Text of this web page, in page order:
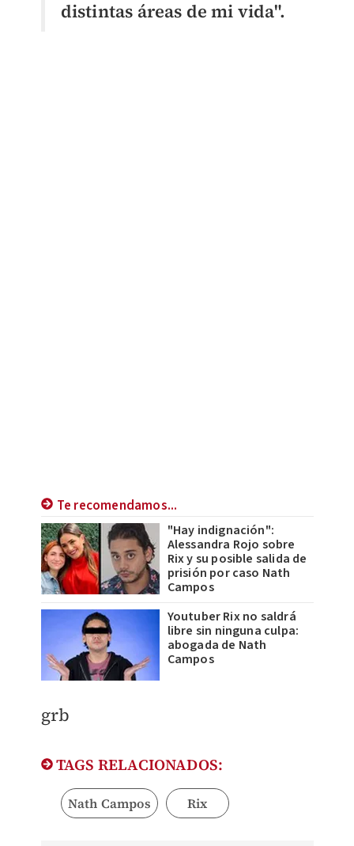
distintas áreas de mi vida".
Te recomendamos...
"Hay indignación":
Alessandra Rojo sobre
Rix y su posible salida de
prisión por caso Nath
Campos
Youtuber Rix no saldrá
libre sin ninguna culpa:
abogada de Nath
Campos
grb
TAGS RELACIONADOS:
Nath Campos Rix